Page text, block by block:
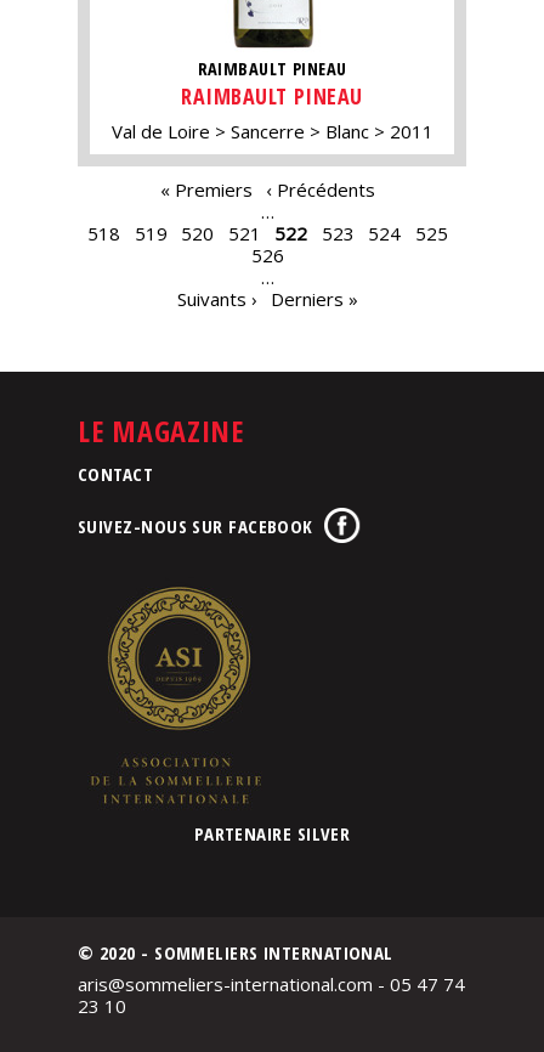
RAIMBAULT PINEAU
RAIMBAULT PINEAU
Val de Loire Sancerre Blanc 2011
« Premiers
‹ Précédents
…
518
519 520 521 522 523 524
525
526
…
Suivants ›
Derniers »
LE MAGAZINE
CONTACT
SUIVEZ-NOUS SUR FACEBOOK
PARTENAIRE SILVER
© 2020 - SOMMELIERS INTERNATIONAL
aris@sommeliers-international.com - 05 47 74
23 10